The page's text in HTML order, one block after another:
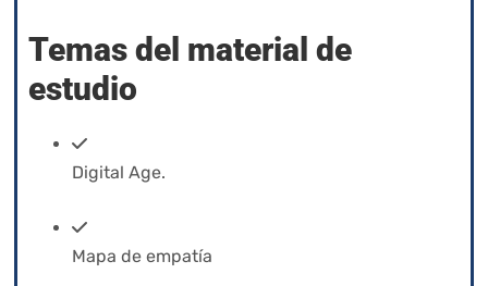
Temas del material de
estudio
Digital Age.
Mapa de empatía